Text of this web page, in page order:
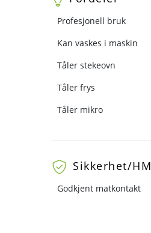
Profesjonell bruk
Kan vaskes i maskin
Tåler stekeovn
Tåler frys
Tåler mikro
Sikkerhet/
Godkjent matkontakt